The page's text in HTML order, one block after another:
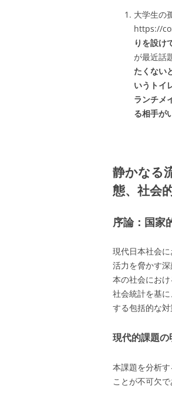
大学生の
https://
りを設け
が最近話
たくない
いうトイ
ランチメ
る相手が
静かなる
態、社会
序論：国家
現代日本社会
活力を脅かす
本の社会にお
社会統計を基
する包括的な
現代的課題の
本課題を分析
ことが不可欠